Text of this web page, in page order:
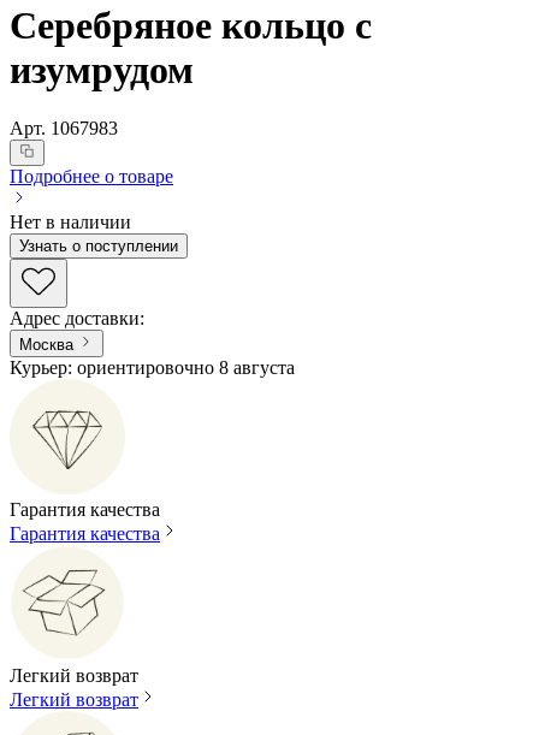
Серебряное кольцо с
изумрудом
Арт. 1067983
Подробнее о товаре
Нет в наличии
Узнать о поступлении
Адрес доставки:
Москва
Курьер: ориентировочно 8 августа
Гарантия качества
Гарантия качества
Легкий возврат
Легкий возврат